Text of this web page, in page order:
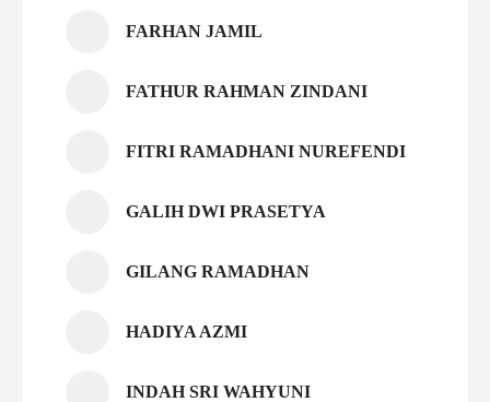
FARHAN JAMIL
FATHUR RAHMAN ZINDANI
FITRI RAMADHANI NUREFENDI
GALIH DWI PRASETYA
GILANG RAMADHAN
HADIYA AZMI
INDAH SRI WAHYUNI